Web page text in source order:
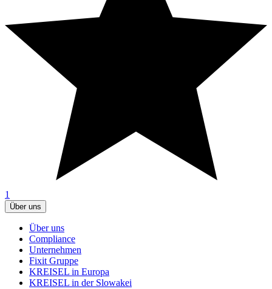
1
Über uns
Über uns
Compliance
Unternehmen
Fixit Gruppe
KREISEL in Europa
KREISEL in der Slowakei